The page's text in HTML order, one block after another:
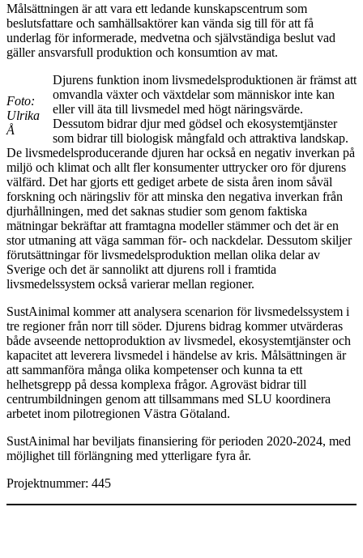
Målsättningen är att vara ett ledande kunskapscentrum som
beslutsfattare och samhällsaktörer kan vända sig till för att få
underlag för informerade, medvetna och självständiga beslut vad
gäller ansvarsfull produktion och konsumtion av mat.
Foto:
Ulrika
Å
Djurens funktion inom livsmedelsproduktionen är främst att
omvandla växter och växtdelar som människor inte kan
eller vill äta till livsmedel med högt näringsvärde.
Dessutom bidrar djur med gödsel och ekosystemtjänster
som bidrar till biologisk mångfald och attraktiva landskap.
De livsmedelsproducerande djuren har också en negativ inverkan på
miljö och klimat och allt fler konsumenter uttrycker oro för djurens
välfärd. Det har gjorts ett gediget arbete de sista åren inom såväl
forskning och näringsliv för att minska den negativa inverkan från
djurhållningen, med det saknas studier som genom faktiska
mätningar bekräftar att framtagna modeller stämmer och det är en
stor utmaning att väga samman för- och nackdelar. Dessutom skiljer
förutsättningar för livsmedelsproduktion mellan olika delar av
Sverige och det är sannolikt att djurens roll i framtida
livsmedelssystem också varierar mellan regioner.
SustAinimal kommer att analysera scenarion för livsmedelssystem i
tre regioner från norr till söder. Djurens bidrag kommer utvärderas
både avseende nettoproduktion av livsmedel, ekosystemtjänster och
kapacitet att leverera livsmedel i händelse av kris. Målsättningen är
att sammanföra många olika kompetenser och kunna ta ett
helhetsgrepp på dessa komplexa frågor. Agroväst bidrar till
centrumbildningen genom att tillsammans med SLU koordinera
arbetet inom pilotregionen Västra Götaland.
SustAinimal har beviljats finansiering för perioden 2020-2024, med
möjlighet till förlängning med ytterligare fyra år.
Projektnummer: 445